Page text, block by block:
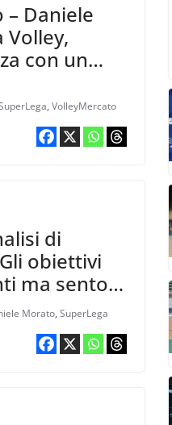
– Daniele
Volley,
con un
,VolleyMercato
di
obiettivi
ma sento
personale
ripartire”
Morato,SuperLega